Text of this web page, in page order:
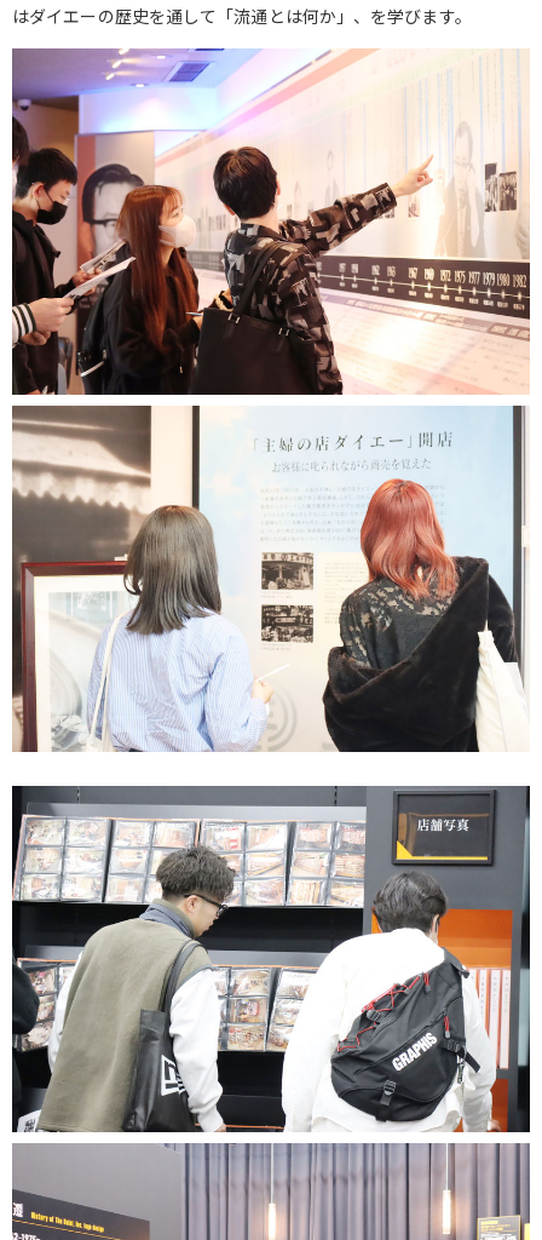
はダイエーの歴史を通して「流通とは何か」、を学びます。